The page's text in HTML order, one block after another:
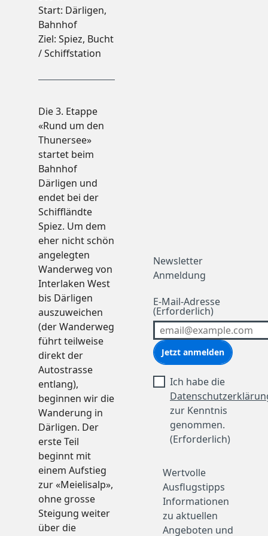
Alle Themen
Herbstevents
Herbstwanderungen
Kulinarik
Alle Themen
Familienausflüge
Schlechtwetter-Tipps
Winternatur
Alle Themen
Winteraktivitäten
Winterausflüge
Winterevents
Themen
Alle Themen
Hotels
Herbergen & Hostels
Bed & Breakfasts
Ferienwohnungen
Campings
Gruppenunterkünfte
Alle Themen
GoldenPass
Grand Tour of Switzerland
Grand Train Tour
Luzern-Interlaken Express
Motorrad-Reisen
Swiss Travel System
Tour über die Zentralalpen
& Eventlocations
Alle Themen
Seminar- & Eventlocations am
Thunersee
Start: Därligen,
Bahnhof
Ziel: Spiez, Bucht
/ Schiffstation
Die 3. Etappe
«Rund um den
Thunersee»
startet beim
Bahnhof
Därligen und
endet bei der
Schiffländte
Spiez. Um dem
eher nicht schön
angelegten
Wanderweg von
Interlaken West
bis Därligen
auszuweichen
(der Wanderweg
führt teilweise
direkt der
Autostrasse
entlang),
beginnen wir die
Wanderung in
Därligen. Der
erste Teil
beginnt mit
einem Aufstieg
zur «Meielisalp»,
ohne grosse
Steigung weiter
über die
Newsletter
Anmeldung
E-Mail-Adresse
(Erforderlich)
Jetzt anmelden
Ich habe die
zur Kenntnis
genommen.
(Erforderlich)
Wertvolle
Ausflugstipps
Informationen
zu aktuellen
Angeboten und